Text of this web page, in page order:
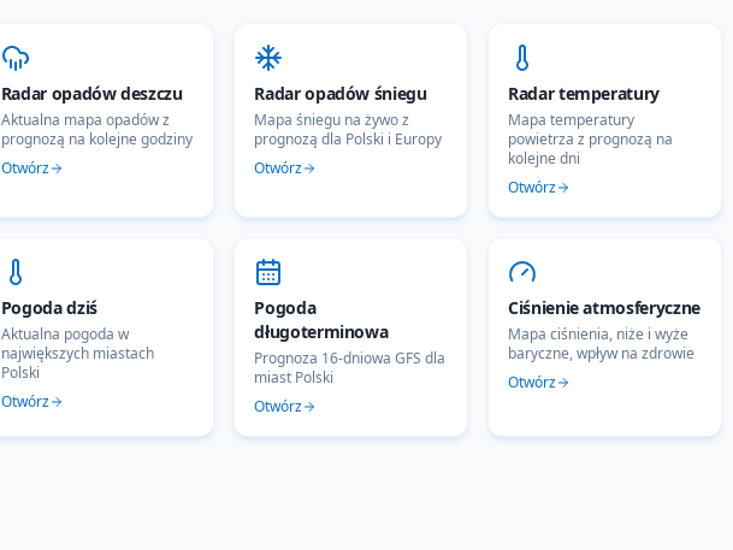
Radar opadów deszczu
Aktualna mapa opadów z
prognozą na kolejne godziny
Otwórz
Radar opadów śniegu
Mapa śniegu na żywo z
prognozą dla Polski i Europy
Otwórz
Radar temperatury
Mapa temperatury
powietrza z prognozą na
kolejne dni
Otwórz
Pogoda dziś
Aktualna pogoda w
największych miastach
Polski
Otwórz
Pogoda
długoterminowa
Prognoza 16-dniowa GFS dla
miast Polski
Otwórz
Ciśnienie atmosferyczne
Mapa ciśnienia, niże i wyże
baryczne, wpływ na zdrowie
Otwórz